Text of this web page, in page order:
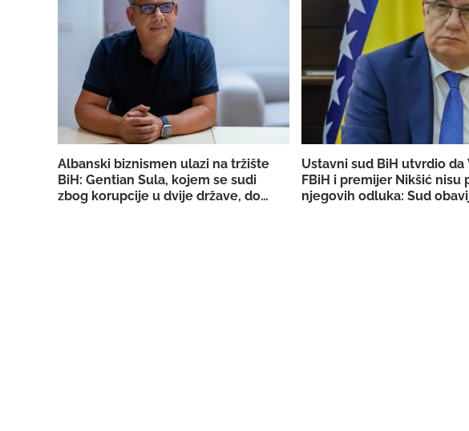
Albanski biznismen ulazi na tržište
BiH: Gentian Sula, kojem se sudi
zbog korupcije u dvije države, dobio
Ustavni sud BiH utvrdio da
FBiH i premijer Nikšić nisu
njegovih odluka: Sud